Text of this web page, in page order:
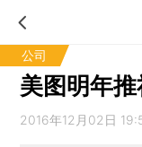
公司
美图明年
2016年12月02日